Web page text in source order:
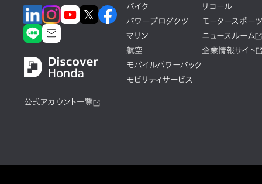
公式アカウント一覧
バイク
パワープロダクツ
マリン
航空
モバイルパワーパック
モビリティサービス
リコール
モータースポーツ
ニュースルーム
企業情報サイト